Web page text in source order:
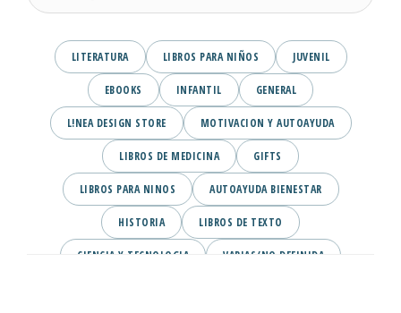
LITERATURA LIBROS PARA NIÑOS JUVENIL
EBOOKS INFANTIL GENERAL
L!NEA DESIGN STORE MOTIVACION Y AUTOAYUDA
LIBROS DE MEDICINA GIFTS
LIBROS PARA NINOS AUTOAYUDA BIENESTAR
HISTORIA LIBROS DE TEXTO
CIENCIA Y TECNOLOGIA VARIAS/NO DEFINIDA